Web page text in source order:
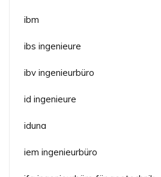
ibm
ibs ingenieure
ibv ingenieurbüro
id ingenieure
iduna
iem ingenieurbüro